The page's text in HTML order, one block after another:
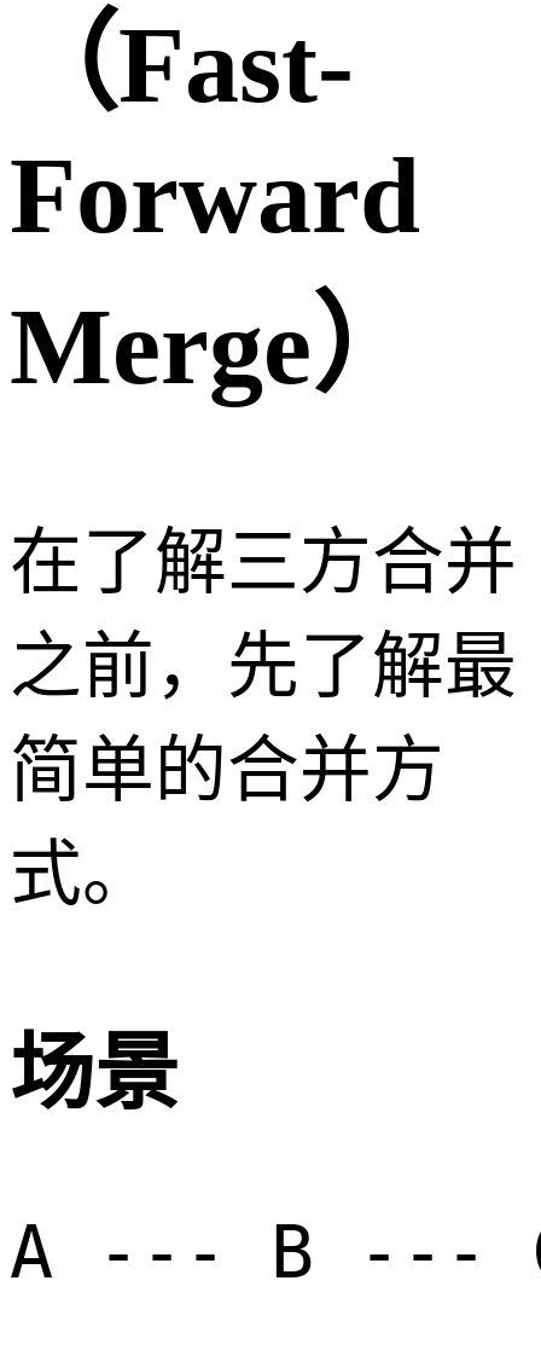
（Fast-
Forward
Merge）
在了解三方合并
之前，先了解最
简单的合并方
式。
场景
A --- B ---